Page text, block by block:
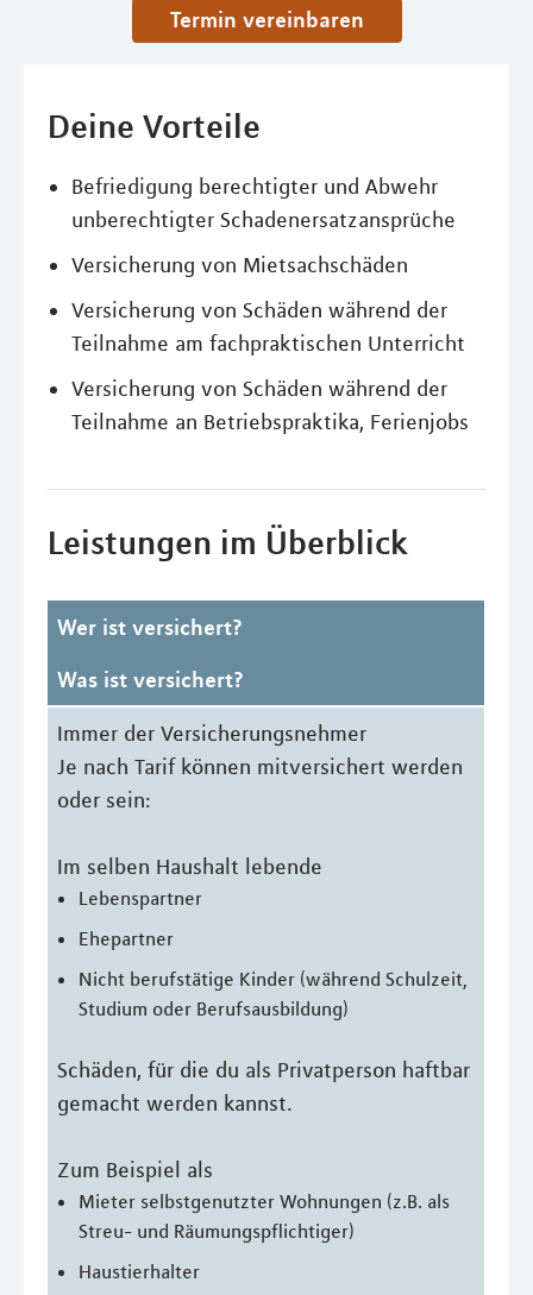
Termin vereinbaren
Deine Vorteile
Befriedigung berechtigter und Abwehr
unberechtigter Schadenersatzansprüche
Versicherung von Mietsachschäden
Versicherung von Schäden während der
Teilnahme am fachpraktischen Unterricht
Versicherung von Schäden während der
Teilnahme an Betriebspraktika, Ferienjobs
Leistungen im Überblick
Wer ist versichert?
Was ist versichert?
Immer der Versicherungsnehmer
Je nach Tarif können mitversichert werden
oder sein:
Im selben Haushalt lebende
Lebenspartner
Ehepartner
Nicht berufstätige Kinder (während Schulzeit,
Studium oder Berufsausbildung)
Schäden, für die du als Privatperson haftbar
gemacht werden kannst.
Zum Beispiel als
Mieter selbstgenutzter Wohnungen (z.B. als
Streu- und Räumungspflichtiger)
Haustierhalter